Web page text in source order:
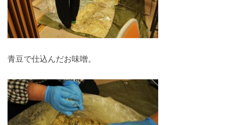
青豆で仕込んだお味噌。